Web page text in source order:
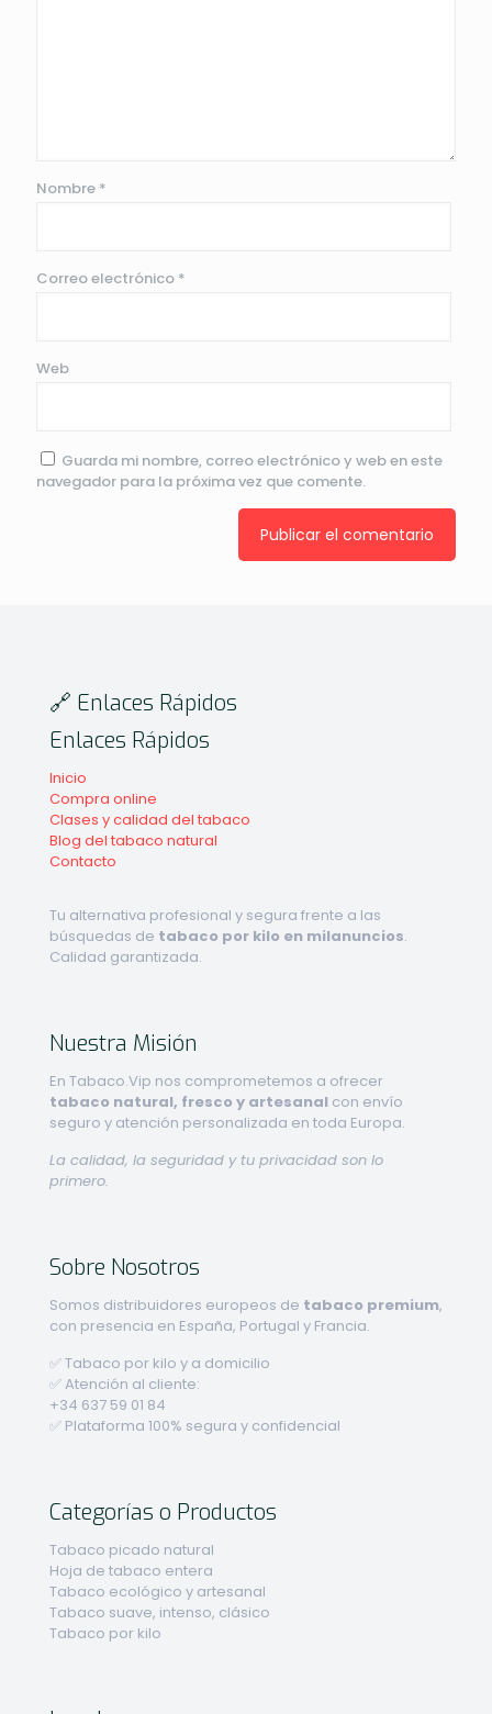
Nombre *
Correo electrónico *
Web
Guarda mi nombre, correo electrónico y web en este
navegador para la próxima vez que comente.
🔗 Enlaces Rápidos
Enlaces Rápidos
Inicio
Compra online
Clases y calidad del tabaco
Blog del tabaco natural
Contacto
Tu alternativa profesional y segura frente a las
búsquedas de tabaco por kilo en milanuncios.
Calidad garantizada.
Nuestra Misión
En Tabaco.Vip nos comprometemos a ofrecer
tabaco natural, fresco y artesanal con envío
seguro y atención personalizada en toda Europa.
La calidad, la seguridad y tu privacidad son lo
primero.
Sobre Nosotros
Somos distribuidores europeos de tabaco premium,
con presencia en España, Portugal y Francia.
✅ Tabaco por kilo y a domicilio
✅ Atención al cliente:
+34 637 59 01 84
✅ Plataforma 100% segura y confidencial
Categorías o Productos
Tabaco picado natural
Hoja de tabaco entera
Tabaco ecológico y artesanal
Tabaco suave, intenso, clásico
Tabaco por kilo